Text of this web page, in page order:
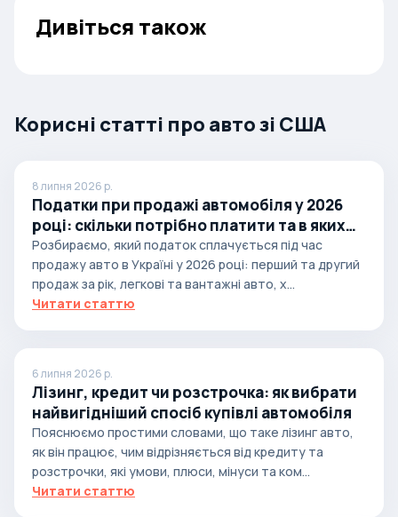
Дивіться також
Корисні статті про авто зі США
8 липня 2026 р.
Податки при продажі автомобіля у 2026
році: скільки потрібно платити та в яких
випадках
Розбираємо, який податок сплачується під час
продажу авто в Україні у 2026 році: перший та другий
продаж за рік, легкові та вантажні авто, х...
Читати статтю
6 липня 2026 р.
Лізинг, кредит чи розстрочка: як вибрати
найвигідніший спосіб купівлі автомобіля
Пояснюємо простими словами, що таке лізинг авто,
як він працює, чим відрізняється від кредиту та
розстрочки, які умови, плюси, мінуси та ком...
Читати статтю